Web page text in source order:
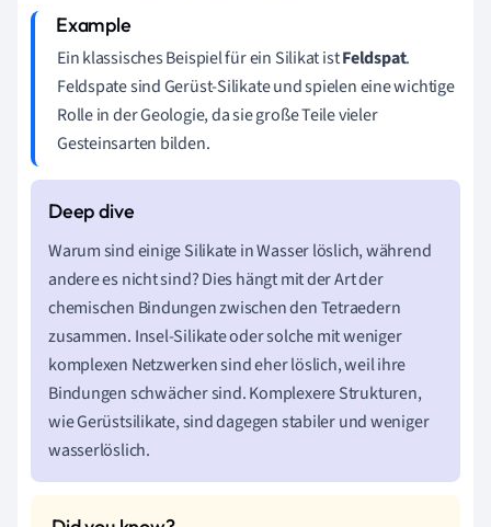
Ein klassisches Beispiel für ein Silikat istFeldspat.
Feldspate sind Gerüst-Silikate und spielen eine wichtige
Rolle in der Geologie, da sie große Teile vieler
Gesteinsarten bilden.
Warum sind einige Silikate in Wasser löslich, während
andere es nicht sind? Dies hängt mit der Art der
chemischen Bindungen zwischen den Tetraedern
zusammen. Insel-Silikate oder solche mit weniger
komplexen Netzwerken sind eher löslich, weil ihre
Bindungen schwächer sind. Komplexere Strukturen,
wie Gerüstsilikate, sind dagegen stabiler und weniger
wasserlöslich.